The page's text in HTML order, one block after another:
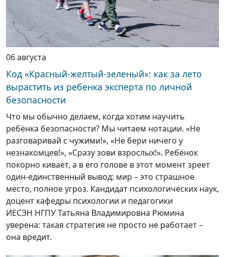
06 августа
Код «Красный-желтый-зеленый»: как за лето
вырастить из ребенка эксперта по личной
безопасности
Что мы обычно делаем, когда хотим научить
ребёнка безопасности? Мы читаем нотации. «Не
разговаривай с чужими!», «Не бери ничего у
незнакомцев!», «Сразу зови взрослых!». Ребёнок
покорно кивает, а в его голове в этот момент зреет
один-единственный вывод: мир – это страшное
место, полное угроз. Кандидат психологических наук,
доцент кафедры психологии и педагогики
ИЕСЭН НГПУ Татьяна Владимировна Рюмина
уверена: такая стратегия не просто не работает –
она вредит.